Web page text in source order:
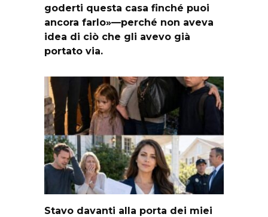
goderti questa casa finché puoi
ancora farlo»—perché non aveva
idea di ciò che gli avevo già
portato via.
Stavo davanti alla porta dei miei